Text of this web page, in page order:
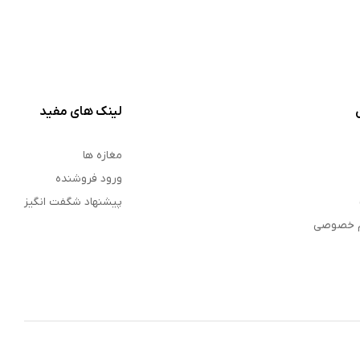
خصوصی
لینک های مفید
مغازه ها
ورود فروشنده
پیشنهاد شگفت انگیز